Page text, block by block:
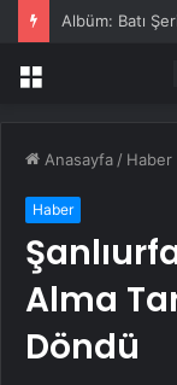
Menü
Anasayfa / Haber
Haber
Alma
Döndü